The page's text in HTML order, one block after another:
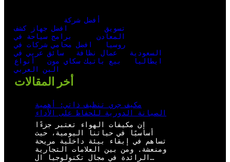
أفضل شركة
تسويق
افضل جهاز كشف
المعادن
برامج سياحة في
روسيا
افضل محامي شركات في
السعودية
عمال نظافة
سائق عربي في
ايطاليا
بيع باتيك سكاي مون
أنواع
البن العربي
أخر المقالات
مكيف جري تنظيف ذاتي: أهمية
الصيانة الدورية للحفاظ على الأداء
إن مكيفات الهواء تعتبر جزءًا
أساسيًا في حياتنا اليومية، حيث
تساهم في إبقاء بيئة داخلية مريحة
ومنعشة. ومن بين العلامات التجارية
الرائدة في مجال تكنولوجيا ال…